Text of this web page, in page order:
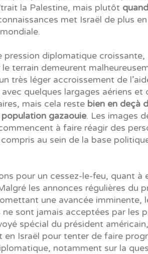
la Palestine, mais plutôt quand
met Israël de plus en
pression diplomatique
terrain demeurent
très léger accroissement de
quelques largages aériens et
mais cela reste bien en deçà
gazaouie. Les images
à faire réagir des
au sein de la base
pour un cessez-le-feu, quant à
les annonces régulières du
une avancée imminente,
sont jamais acceptées par les
spécial du président
en Israël pour tenter de faire
notamment sur la